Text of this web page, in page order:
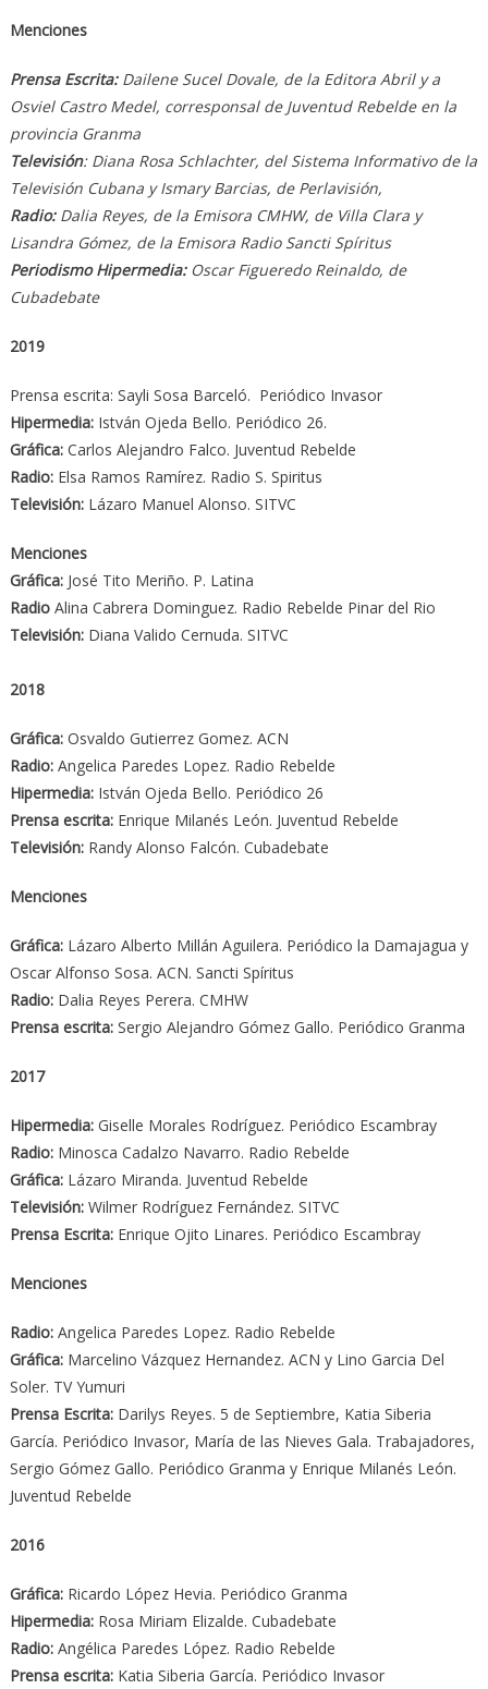
Menciones
Prensa Escrita:Dailene Sucel Dovale, de la Editora Abril y a
Osviel Castro Medel, corresponsal de Juventud Rebelde en la
provincia Granma
Televisión: Diana Rosa Schlachter, del Sistema Informativo de la
Televisión Cubana y Ismary Barcias, de Perlavisión,
Radio:Dalia Reyes, de la Emisora CMHW, de Villa Clara y
Lisandra Gómez, de la Emisora Radio Sancti Spíritus
Periodismo Hipermedia:Oscar Figueredo Reinaldo, de
Cubadebate
2019
Prensa escrita: Sayli Sosa Barceló. Periódico Invasor
Hipermedia: István Ojeda Bello. Periódico 26.
Gráfica: Carlos Alejandro Falco. Juventud Rebelde
Radio: Elsa Ramos Ramírez. Radio S. Spiritus
Televisión: Lázaro Manuel Alonso. SITVC
Menciones
Gráfica: José Tito Meriño. P. Latina
RadioAlina Cabrera Dominguez. Radio Rebelde Pinar del Rio
Televisión: Diana Valido Cernuda. SITVC
2018
Gráfica: Osvaldo Gutierrez Gomez. ACN
Radio:Angelica Paredes Lopez. Radio Rebelde
Hipermedia:István Ojeda Bello. Periódico 26
Prensa escrita:Enrique Milanés León. Juventud Rebelde
Televisión: Randy Alonso Falcón. Cubadebate
Menciones
Gráfica: Lázaro Alberto Millán Aguilera. Periódico la Damajagua y
Oscar Alfonso Sosa. ACN. Sancti Spíritus
Radio:Dalia Reyes Perera. CMHW
Prensa escrita:Sergio Alejandro Gómez Gallo. Periódico Granma
2017
Hipermedia: Giselle Morales Rodríguez. Periódico Escambray
Radio: Minosca Cadalzo Navarro. Radio Rebelde
Gráfica: Lázaro Miranda. Juventud Rebelde
Televisión: Wilmer Rodríguez Fernández. SITVC
Prensa Escrita: Enrique Ojito Linares. Periódico Escambray
Menciones
Radio:Angelica Paredes Lopez. Radio Rebelde
Gráfica: Marcelino Vázquez Hernandez. ACN y Lino Garcia Del
Soler. TV Yumuri
Prensa Escrita: Darilys Reyes. 5 de Septiembre, Katia Siberia
García. Periódico Invasor, María de las Nieves Gala. Trabajadores,
Sergio Gómez Gallo. Periódico Granma y Enrique Milanés León.
Juventud Rebelde
2016
Gráfica: Ricardo López Hevia. Periódico Granma
Hipermedia: Rosa Miriam Elizalde. Cubadebate
Radio: Angélica Paredes López. Radio Rebelde
Prensa escrita: Katia Siberia García. Periódico Invasor